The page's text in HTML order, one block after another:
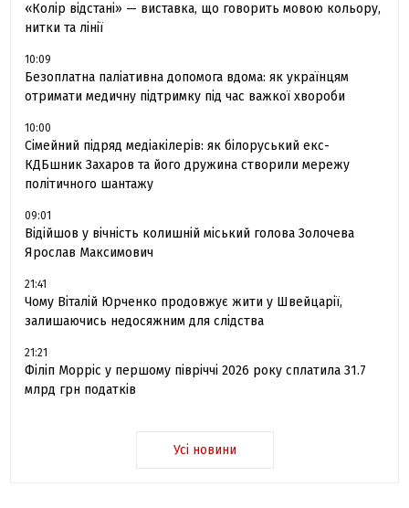
«Колір відстані» — виставка, що говорить мовою кольору,
нитки та лінії
10:09
Безоплатна паліативна допомога вдома: як українцям
отримати медичну підтримку під час важкої хвороби
10:00
Сімейний підряд медіакілерів: як білоруський екс-
КДБшник Захаров та його дружина створили мережу
політичного шантажу
09:01
Відійшов у вічність колишній міський голова Золочева
Ярослав Максимович
21:41
Чому Віталій Юрченко продовжує жити у Швейцарії,
залишаючись недосяжним для слідства
21:21
Філіп Морріс у першому півріччі 2026 року сплатила 31.7
млрд грн податків
Усі новини